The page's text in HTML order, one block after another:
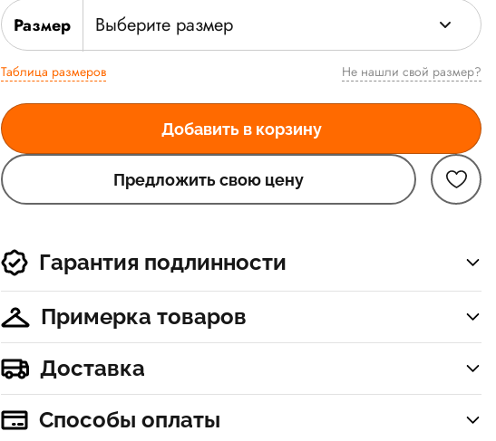
Размер Выберите размер
Таблица размеров Не нашли свой размер?
Добавить в корзину
Предложить свою цену
Гарантия подлинности
Примерка товаров
Доставка
Способы оплаты